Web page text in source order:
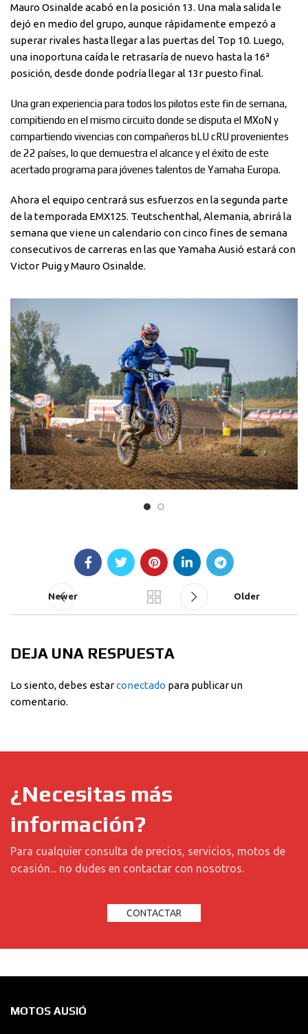
Mauro Osinalde acabó en la posición 13. Una mala salida le
dejó en medio del grupo, aunque rápidamente empezó a
superar rivales hasta llegar a las puertas del Top 10. Luego,
una inoportuna caída le retrasaría de nuevo hasta la 16ª
posición, desde donde podría llegar al 13r puesto final.
Una gran experiencia para todos los pilotos este fin de semana,
compitiendo en el mismo circuito donde se disputa el MXoN y
compartiendo vivencias con compañeros bLU cRU provenientes
de 22 países, lo que demuestra el alcance y el éxito de este
acertado programa para jóvenes talentos de Yamaha Europa.
Ahora el equipo centrará sus esfuerzos en la segunda parte
de la temporada EMX125. Teutschenthal, Alemania, abrirá la
semana que viene un calendario con cinco fines de semana
consecutivos de carreras en las que Yamaha Ausió estará con
Victor Puig y Mauro Osinalde.
Newer Older
DEJA UNA RESPUESTA
Lo siento, debes estarconectado para publicar un
comentario.
¿Necesitas más
información?
Para cualquier consulta de precios, servicios, motos de
ocasión... no dudes en contactar con nosotros.
CONTACTAR
MOTOS AUSIÓ